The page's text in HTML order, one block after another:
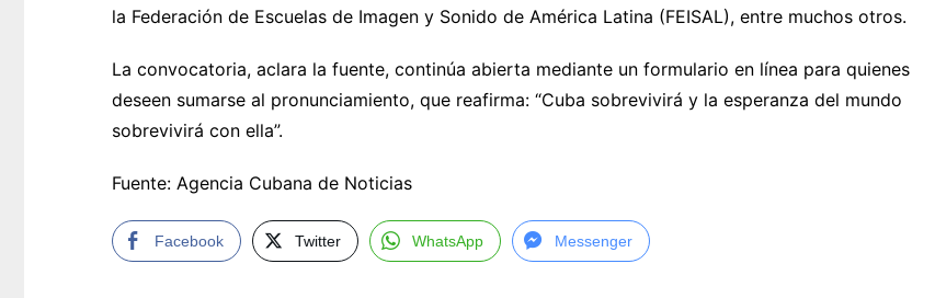
la Federación de Escuelas de Imagen y Sonido de América Latina (FEISAL), entre muchos otros.
La convocatoria, aclara la fuente, continúa abierta mediante un formulario en línea para quienes
deseen sumarse al pronunciamiento, que reafirma: “Cuba sobrevivirá y la esperanza del mundo
sobrevivirá con ella”.
Fuente: Agencia Cubana de Noticias
Facebook Twitter WhatsApp Messenger